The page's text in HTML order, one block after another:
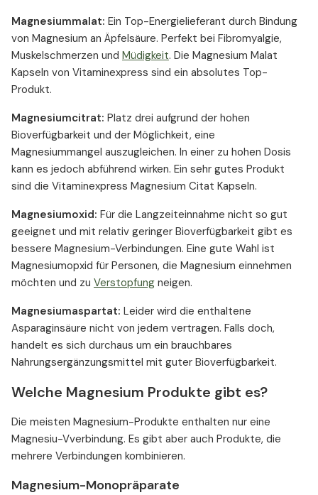
Magnesiummalat: Ein Top-Energielieferant durch Bindung
von Magnesium an Äpfelsäure. Perfekt bei Fibromyalgie,
Muskelschmerzen und Müdigkeit. Die Magnesium Malat
Kapseln von Vitaminexpress sind ein absolutes Top-
Produkt.
Magnesiumcitrat: Platz drei aufgrund der hohen
Bioverfügbarkeit und der Möglichkeit, eine
Magnesiummangel auszugleichen. In einer zu hohen Dosis
kann es jedoch abführend wirken. Ein sehr gutes Produkt
sind die Vitaminexpress Magnesium Citat Kapseln.
Magnesiumoxid: Für die Langzeiteinnahme nicht so gut
geeignet und mit relativ geringer Bioverfügbarkeit gibt es
bessere Magnesium-Verbindungen. Eine gute Wahl ist
Magnesiumopxid für Personen, die Magnesium einnehmen
möchten und zu Verstopfung neigen.
Magnesiumaspartat: Leider wird die enthaltene
Asparaginsäure nicht von jedem vertragen. Falls doch,
handelt es sich durchaus um ein brauchbares
Nahrungsergänzungsmittel mit guter Bioverfügbarkeit.
Welche Magnesium Produkte gibt es?
Die meisten Magnesium-Produkte enthalten nur eine
Magnesiu-Vverbindung. Es gibt aber auch Produkte, die
mehrere Verbindungen kombinieren.
Magnesium-Monopräparate